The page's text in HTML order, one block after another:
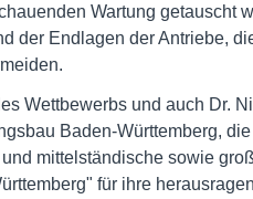
Wartung getauscht
der Endlagen der Antriebe,
Wettbewerbs und auch Dr.
Baden-Württemberg,
mittelständische sowie
für ihre